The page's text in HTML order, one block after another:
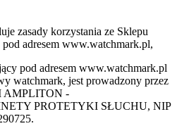
zasady korzystania ze Sklepu
pod adresem www.watchmark.pl,
pod adresem www.watchmark.pl
watchmark, jest prowadzony przez
AMPLITON -
PROTETYKI SŁUCHU, NIP